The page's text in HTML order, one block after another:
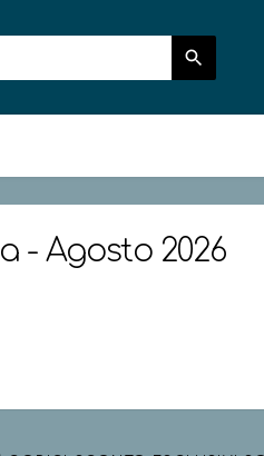
- Agosto 2026